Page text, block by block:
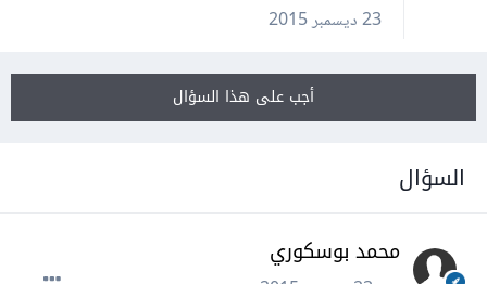
23 ديسمبر 2015
أجب على هذا السؤال
السؤال
محمد بوسكوري